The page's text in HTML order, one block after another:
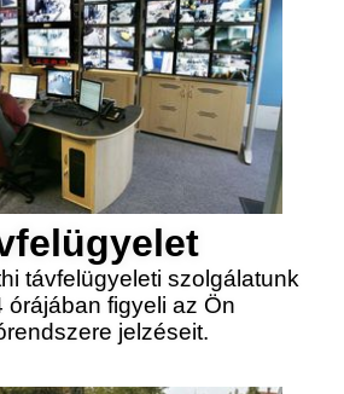
távfelügyeleti szolgálatunk
órájában figyeli az Ön
jelzéseit.